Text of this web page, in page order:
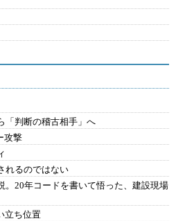
「判断の稽古相手」へ
攻撃
れるのではない
。20年コードを書いて悟った、建設現場
立ち位置